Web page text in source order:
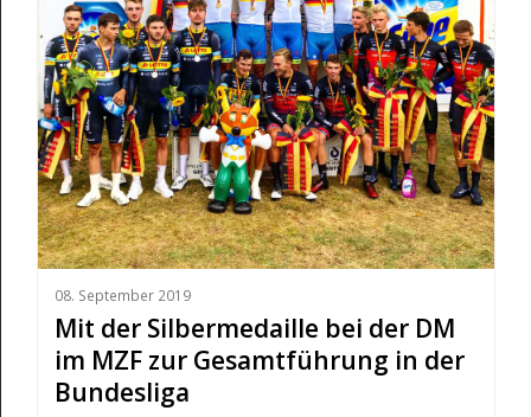
08. September 2019
Mit der Silbermedaille bei der DM
im MZF zur Gesamtführung in der
Bundesliga